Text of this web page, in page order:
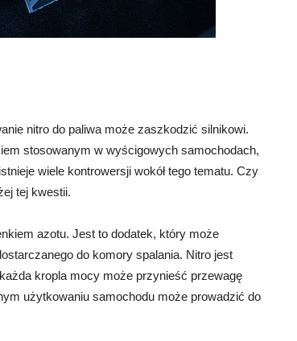
nitro do paliwa może zaszkodzić silnikowi.
stosowanym w wyścigowych samochodach,
wiele kontrowersji wokół tego tematu. Czy
tej kwestii.
azotu. Jest to dodatek, który może
do komory spalania. Nitro jest
kropla mocy może przynieść przewagę
użytkowaniu samochodu może prowadzić do